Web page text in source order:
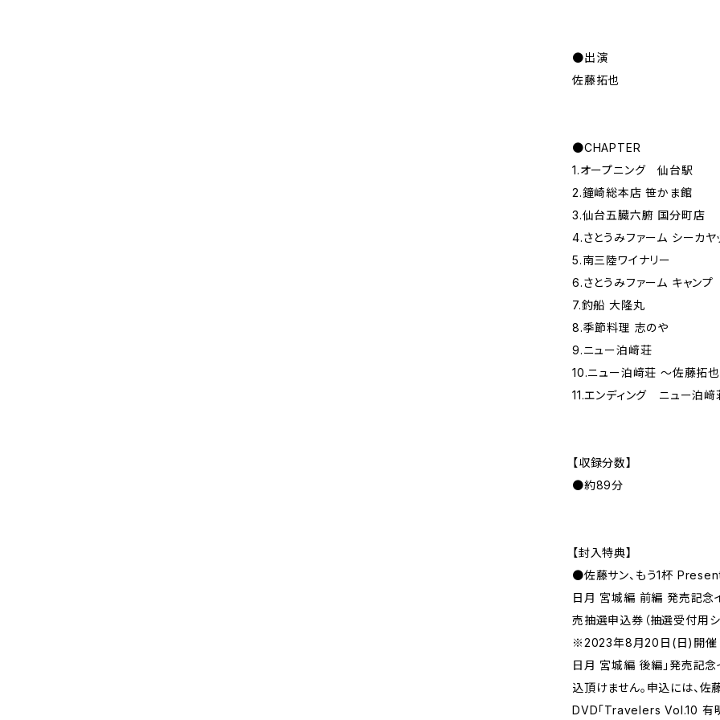
●出演
佐藤拓也
●CHAPTER
1.オープニング 仙台駅
2.鐘崎総本店 笹かま館
3.仙台五臓六腑 国分町店
4.さとうみファーム シーカヤ
5.南三陸ワイナリー
6.さとうみファーム キャンプ
7.釣船 大隆丸
8.季節料理 志のや
9.ニュー泊﨑荘
10.ニュー泊﨑荘 ～佐藤拓
11.エンディング ニュー泊﨑
【収録分数】
●約89分
【封入特典】
●佐藤サン、もう1杯
日月 宮城編 前編 発売記念
売抽選申込券（抽選受付用シ
※2023年8月20日(日)開催
日月 宮城編 後編」発売記念
込頂けません。申込には、
DVD「Travelers Vol.10 有